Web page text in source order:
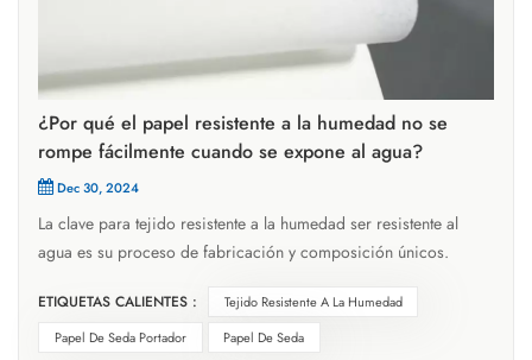
¿Por qué el papel resistente a la humedad no se
rompe fácilmente cuando se expone al agua?
Dec 30, 2024
La clave para tejido resistente a la humedad ser resistente al
agua es su proceso de fabricación y composición únicos.
húmedo se le añade un agente de resistencia en húmedo, un
aditivo químico que puede formar enlaces químicos o enlaces
ETIQUETAS CALIENTES :
Tejido Resistente A La Humedad
Papel De Seda Portador
Papel De Seda